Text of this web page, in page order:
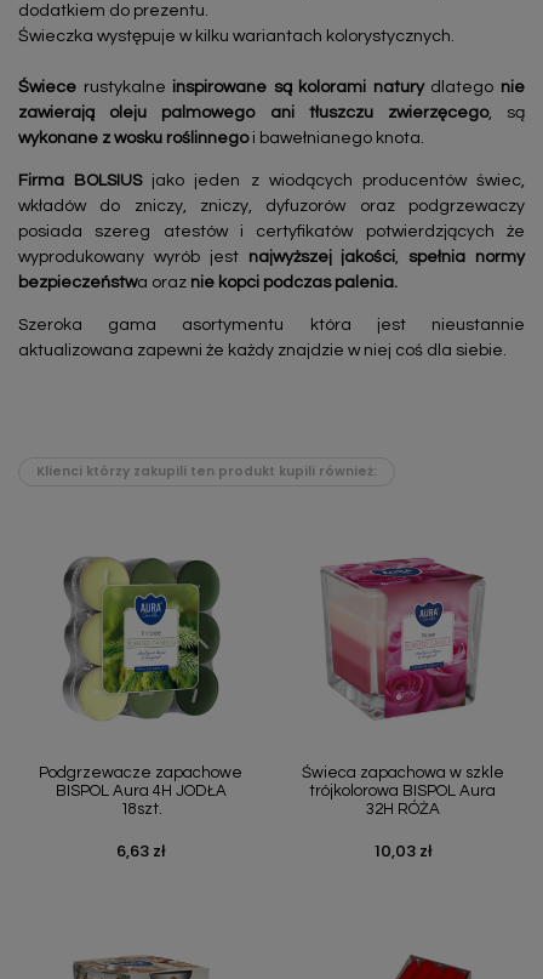
dodatkiem do prezentu.
Świeczka występuje w kilku wariantach kolorystycznych.
Świece rustykalne inspirowane są kolorami naturydlatego nie
zawierają oleju palmowego
ani tłuszczu zwierzęcego, są
wykonane z wosku roślinnegoi bawełnianego knota.
Firma BOLSIUSjako jeden z wiodących producentów świec,
wkładów do zniczy, zniczy, dyfuzorów oraz podgrzewaczy
posiada szereg atestów i certyfikatów potwierdzjących że
wyprodukowany wyrób jest
najwyższej jakości ,spełnia normy
bezpieczeństwa oraz nie kopci podczas palenia.
Szeroka gama asortymentu która jest nieustannie
aktualizowana zapewni że każdy znajdzie w niej coś dla siebie.
Klienci którzy zakupili ten produkt kupili również:
Podgrzewacze zapachowe
BISPOL Aura 4H JODŁA
18szt.
Cena
6,63 zł
Świeca zapachowa w szkle
trójkolorowa BISPOL Aura
32H RÓŻA
Cena
10,03 zł